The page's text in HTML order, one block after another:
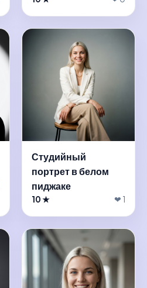
Студийный
портрет в белом
пиджаке
10 ★ ❤ 1